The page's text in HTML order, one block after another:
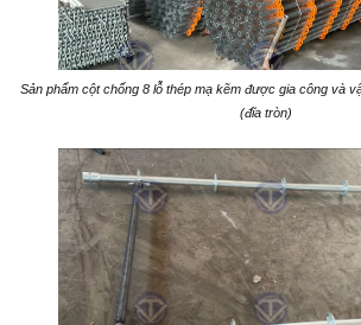
Sản phẩm cột chống 8 lỗ thép mạ kẽm được gia công và
(đĩa tròn)